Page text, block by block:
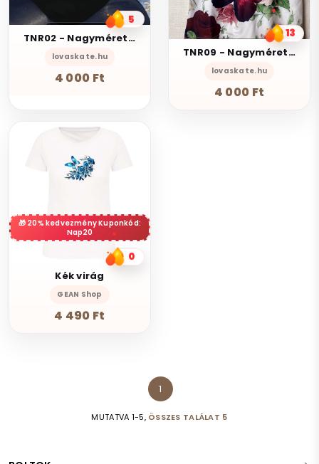
5
TNR02 - Nagyméretű Rózsaszín pillangó mintás rugalmas fekete női póló XL-2XL 50-52
lovaskate.hu
4 000 Ft
13
TNR09 - Nagyméretű Pillangó mintás rugalmas női póló XL-2XL 50-52
lovaskate.hu
4 000 Ft
20% kedvezmény Kuponkód:
Nap20
0
Kék virág
GEAN Shop
4 490 Ft
MUTATVA 1-5, ÖSSZES TALÁLAT 5
1